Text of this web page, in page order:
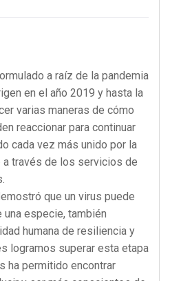
a raíz de la pandemia
en el año 2019 y hasta la
varias maneras de cómo
reaccionar para continuar
cada vez más unido por la
a través de los servicios de
que un virus puede
especie, también
humana de resiliencia y
logramos superar esta etapa
ha permitido encontrar